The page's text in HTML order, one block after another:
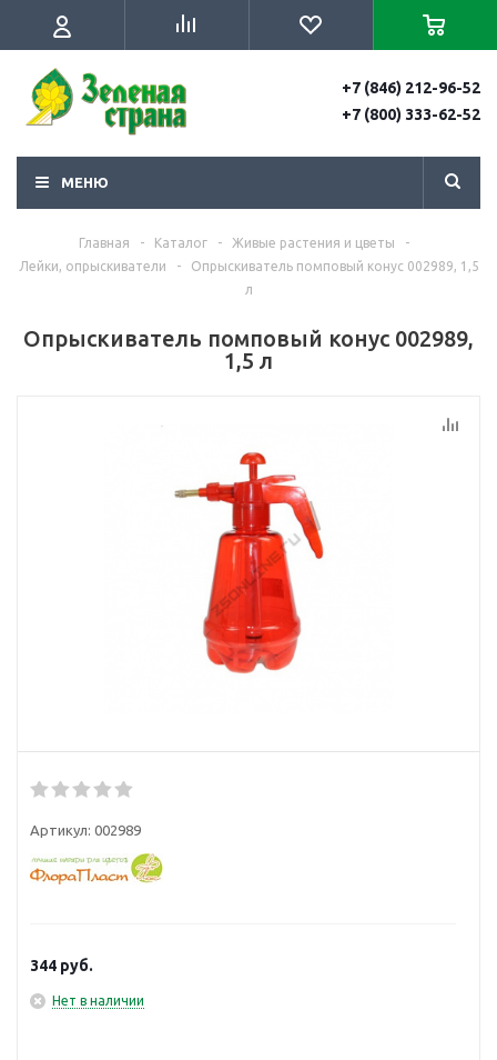
+7 (846) 212-96-52
+7 (800) 333-62-52
МЕНЮ
Главная - Каталог - Живые растения и цветы
-
Лейки, опрыскиватели
-
Опрыскиватель помповый конус 002989, 1,5
л
Опрыскиватель помповый конус 002989,
1,5 л
Артикул: 002989
344 руб.
Нет в наличии